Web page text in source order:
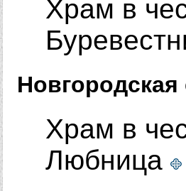
Храм в
Храм в
Любница